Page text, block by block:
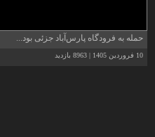
حمله به فرودگاه پارس‌‌آباد جزئی بود...
10 فروردین 1405 | 8963 بازدید